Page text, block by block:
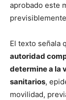
aprobado este
El texto señala
autoridad
determine a la
sanitarios,
movilidad,